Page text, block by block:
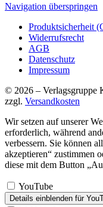
Navigation überspringen
Produktsicherheit
Widerrufsrecht
AGB
Datenschutz
Impressum
© 2026 – Verlagsgruppe
zzgl. Versandkosten
Wir setzen auf unserer
erforderlich, während
verbessern. Sie können
akzeptieren“ zustimmen
diese mit dem Button
YouTube
Details einblenden für